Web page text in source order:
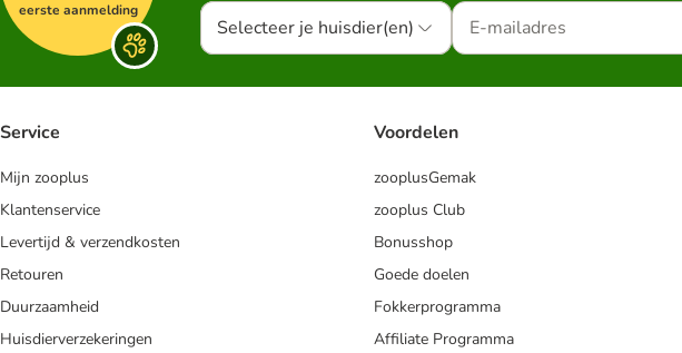
eerste aanmelding
Selecteer je huisdier(en)
Service
Mijn zooplus
Klantenservice
Levertijd & verzendkosten
Retouren
Duurzaamheid
Huisdierverzekeringen
Voordelen
zooplusGemak
zooplus Club
Bonusshop
Goede doelen
Fokkerprogramma
Affiliate Programma